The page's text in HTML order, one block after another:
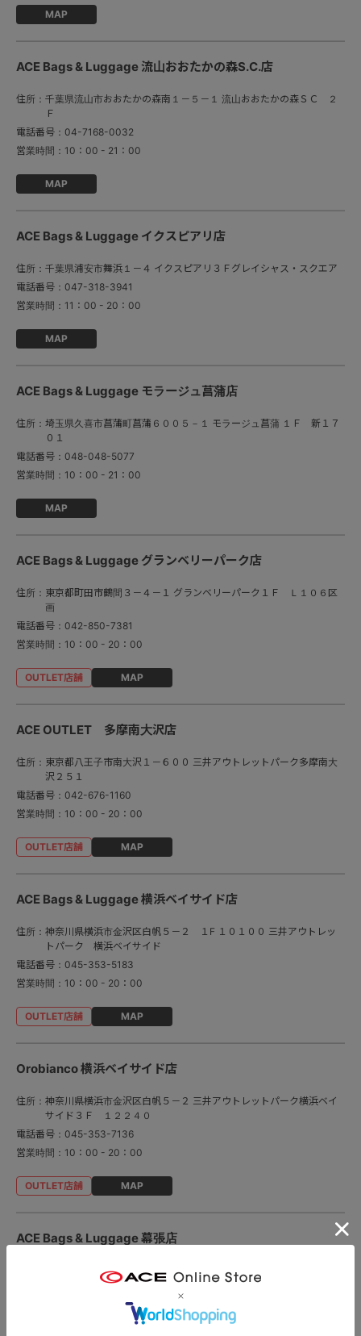
MAP
ACE Bags & Luggage 流山おおたかの森S.C.店
住所： 千葉県流山市おおたかの森南１－５－１ 流山おおたかの森ＳＣ ２
Ｆ
電話番号： 04-7168-0032
営業時間： 10：00 - 21：00
MAP
ACE Bags & Luggage イクスピアリ店
住所： 千葉県浦安市舞浜１－４ イクスピアリ３Ｆグレイシャス・スクエア
電話番号： 047-318-3941
営業時間： 11：00 - 20：00
MAP
ACE Bags & Luggage モラージュ菖蒲店
住所： 埼玉県久喜市菖蒲町菖蒲６００５－１ モラージュ菖蒲 １Ｆ 新１７
０１
電話番号： 048-048-5077
営業時間： 10：00 - 21：00
MAP
ACE Bags & Luggage グランベリーパーク店
住所： 東京都町田市鶴間３－４－１ グランベリーパーク１Ｆ Ｌ１０６区
画
電話番号： 042-850-7381
営業時間： 10：00 - 20：00
MAP
ACE OUTLET 多摩南大沢店
住所： 東京都八王子市南大沢１－６００ 三井アウトレットパーク多摩南大
沢２５１
電話番号： 042-676-1160
営業時間： 10：00 - 20：00
MAP
ACE Bags & Luggage 横浜ベイサイド店
住所： 神奈川県横浜市金沢区白帆５－２ １F １０１００ 三井アウトレッ
トパーク 横浜ベイサイド
電話番号： 045-353-5183
営業時間： 10：00 - 20：00
MAP
Orobianco 横浜ベイサイド店
住所： 神奈川県横浜市金沢区白帆５－２ 三井アウトレットパーク横浜ベイ
サイド３Ｆ １２２４０
電話番号： 045-353-7136
営業時間： 10：00 - 20：00
MAP
ACE Bags & Luggage 幕張店
千葉県千葉市美浜区ひび野２－５ 三井アウトレットパーク幕張２
Ｆ ２３８１
043-351-4741
10：00 - 20：00